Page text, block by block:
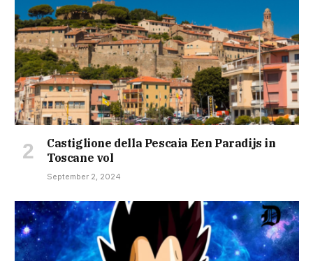
Castiglione della Pescaia Een Paradijs in
Toscane vol
September 2, 2024